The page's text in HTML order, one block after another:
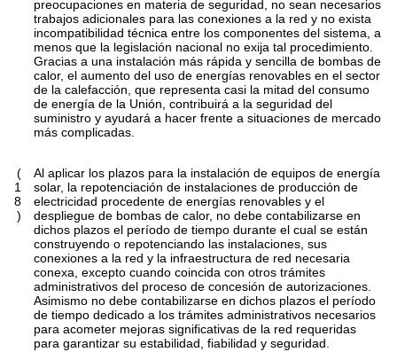
preocupaciones en materia de seguridad, no sean necesarios
trabajos adicionales para las conexiones a la red y no exista
incompatibilidad técnica entre los componentes del sistema, a
menos que la legislación nacional no exija tal procedimiento.
Gracias a una instalación más rápida y sencilla de bombas de
calor, el aumento del uso de energías renovables en el sector
de la calefacción, que representa casi la mitad del consumo
de energía de la Unión, contribuirá a la seguridad del
suministro y ayudará a hacer frente a situaciones de mercado
más complicadas.
(
1
8
)
Al aplicar los plazos para la instalación de equipos de energía
solar, la repotenciación de instalaciones de producción de
electricidad procedente de energías renovables y el
despliegue de bombas de calor, no debe contabilizarse en
dichos plazos el período de tiempo durante el cual se están
construyendo o repotenciando las instalaciones, sus
conexiones a la red y la infraestructura de red necesaria
conexa, excepto cuando coincida con otros trámites
administrativos del proceso de concesión de autorizaciones.
Asimismo no debe contabilizarse en dichos plazos el período
de tiempo dedicado a los trámites administrativos necesarios
para acometer mejoras significativas de la red requeridas
para garantizar su estabilidad, fiabilidad y seguridad.